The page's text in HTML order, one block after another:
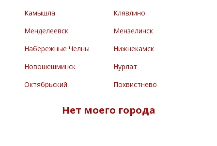
Камышла
Клявлино
Менделеевск
Мензелинск
Набережные Челны
Нижнекамск
Новошешминск
Нурлат
Октябрьский
Похвистнево
Нет моего города